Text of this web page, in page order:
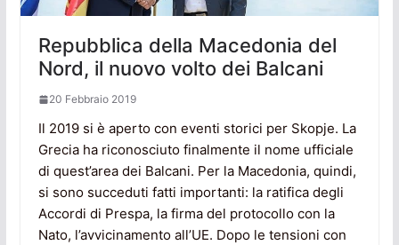
Repubblica della Macedonia del
Nord, il nuovo volto dei Balcani
20 Febbraio 2019
Il 2019 si è aperto con eventi storici per Skopje. La
Grecia ha riconosciuto finalmente il nome ufficiale
di quest’area dei Balcani. Per la Macedonia, quindi,
si sono succeduti fatti importanti: la ratifica degli
Accordi di Prespa, la firma del protocollo con la
Nato, l’avvicinamento all’UE. Dopo le tensioni con